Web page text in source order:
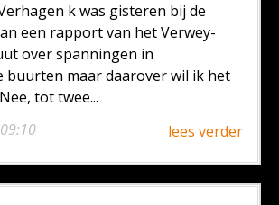
k was gisteren bij de
een rapport van het Verwey-
over spanningen in
buurten maar daarover wil ik het
tot twee...
lees verder